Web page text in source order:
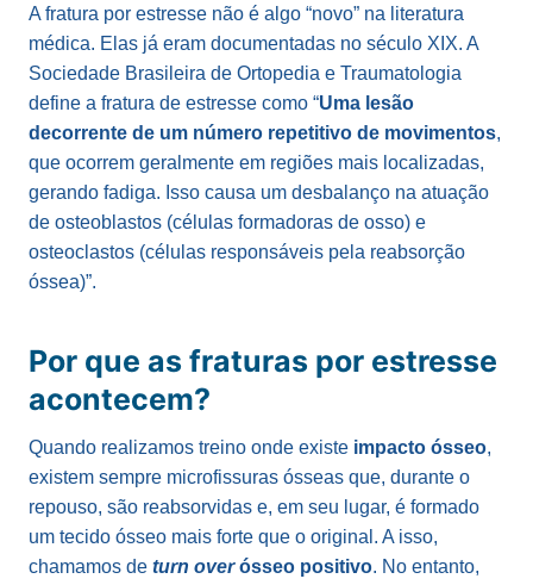
A fratura por estresse não é algo “novo” na literatura
médica. Elas já eram documentadas no século XIX. A
Sociedade Brasileira de Ortopedia e Traumatologia
define a fratura de estresse como “Uma lesão
decorrente de um número repetitivo de movimentos,
que ocorrem geralmente em regiões mais localizadas,
gerando fadiga. Isso causa um desbalanço na atuação
de osteoblastos (células formadoras de osso) e
osteoclastos (células responsáveis pela reabsorção
óssea)”.
Por que as fraturas por estresse
acontecem?
Quando realizamos treino onde existe impacto ósseo,
existem sempre microfissuras ósseas que, durante o
repouso, são reabsorvidas e, em seu lugar, é formado
um tecido ósseo mais forte que o original. A isso,
chamamos de turn overósseo positivo. No entanto,